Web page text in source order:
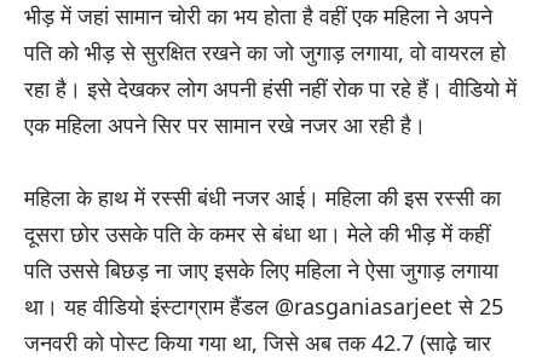
भीड़ में जहां सामान चोरी का भय होता है वहीं एक महिला ने अपने
पति को भीड़ से सुरक्षित रखने का जो जुगाड़ लगाया, वो वायरल हो
रहा है। इसे देखकर लोग अपनी हंसी नहीं रोक पा रहे हैं। वीडियो में
एक महिला अपने सिर पर सामान रखे नजर आ रही है।
महिला के हाथ में रस्सी बंधी नजर आई। महिला की इस रस्सी का
दूसरा छोर उसके पति के कमर से बंधा था। मेले की भीड़ में कहीं
पति उससे बिछड़ ना जाए इसके लिए महिला ने ऐसा जुगाड़ लगाया
था। यह वीडियो इंस्टाग्राम हैंडल @rasganiasarjeet से 25
जनवरी को पोस्ट किया गया था, जिसे अब तक 42.7 (साढ़े चार